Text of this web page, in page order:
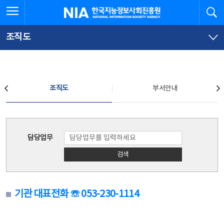
문
로
가
체
뉴
바
가
한국지능정보사회진흥원
조직도
조직도 부서안내
담당업무
검색
기관 대표전화 ☏ 053-230-1114